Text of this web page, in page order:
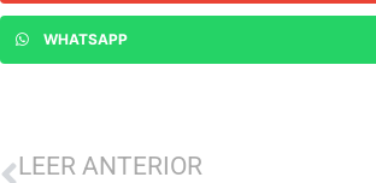
WHATSAPP
LEER ANTERIOR